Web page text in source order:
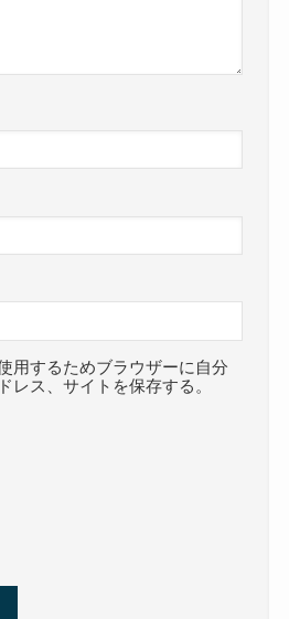
用するためブラウザーに自分
レス、サイトを保存する。